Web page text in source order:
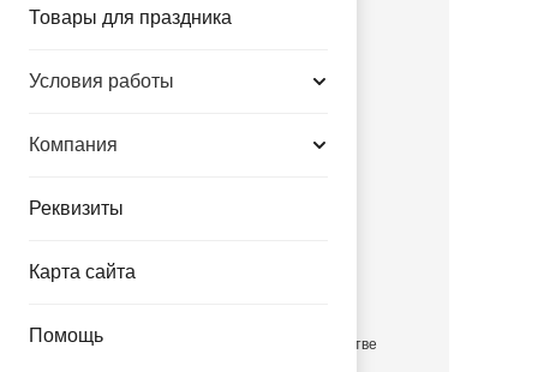
Товары для праздника
Условия работы
Компания
Реквизиты
Карта сайта
Помощь в достаточном количестве